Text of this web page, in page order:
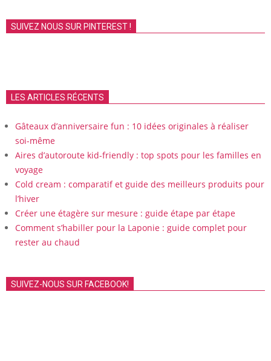
SUIVEZ NOUS SUR PINTEREST !
LES ARTICLES RÉCENTS
Gâteaux d’anniversaire fun : 10 idées originales à réaliser
soi-même
Aires d’autoroute kid-friendly : top spots pour les familles en
voyage
Cold cream : comparatif et guide des meilleurs produits pour
l’hiver
Créer une étagère sur mesure : guide étape par étape
Comment s’habiller pour la Laponie : guide complet pour
rester au chaud
SUIVEZ-NOUS SUR FACEBOOK!